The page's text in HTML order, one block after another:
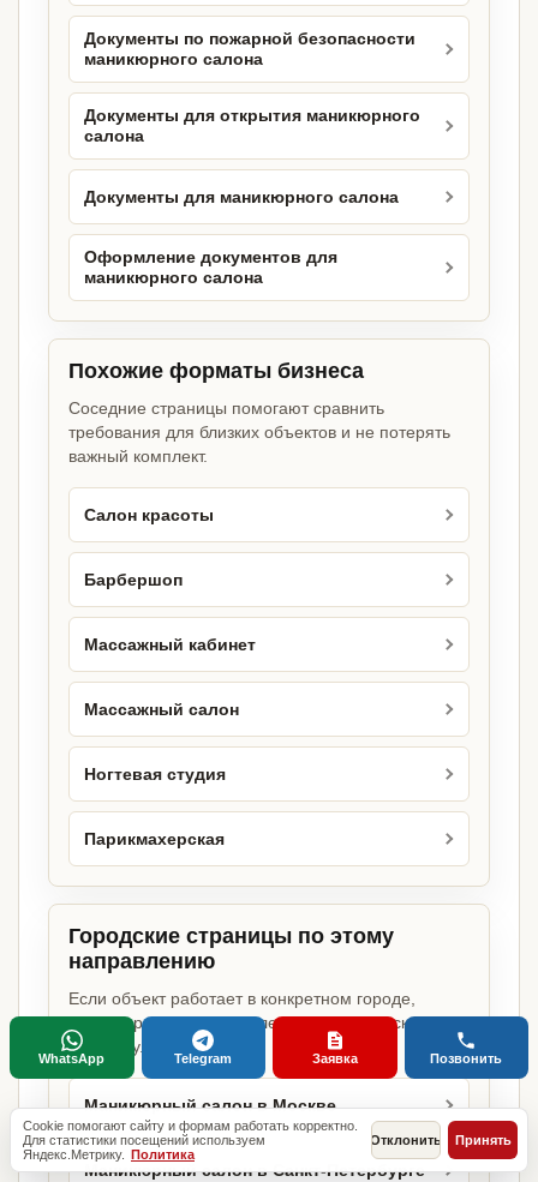
Документы по пожарной безопасности
маникюрного салона
Документы для открытия маникюрного
салона
Документы для маникюрного салона
Оформление документов для
маникюрного салона
Похожие форматы бизнеса
Соседние страницы помогают сравнить
требования для близких объектов и не потерять
важный комплект.
Салон красоты
Барбершоп
Массажный кабинет
Массажный салон
Ногтевая студия
Парикмахерская
Городские страницы по этому
направлению
Если объект работает в конкретном городе,
можно сразу открыть релевантную городскую
страницу.
Маникюрный салон в Москве
Маникюрный салон в Санкт-Петербурге
Cookie помогают сайту и формам работать корректно.
Для статистики посещений используем
Яндекс.Метрику. Политика
Отклонить Принять
WhatsApp Telegram Заявка Позвонить